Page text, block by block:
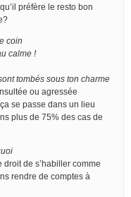
préfère le resto bon
coin
calme !
tombés sous ton charme
ou agressée
se passe dans un lieu
plus de 75% des cas de
de s’habiller comme
rendre de comptes à